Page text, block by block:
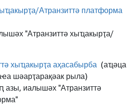
Атранзиттә платформа
"Атранзиттә хыҵакырҭа/
хыҵакырҭа аҳасабырба (аҵәца
шәарҭарақәак рыла)
азы, иалышәх "Атранзиттә